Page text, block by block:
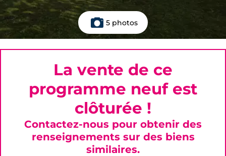
5 photos
La vente de ce
programme neuf est
clôturée !
Contactez-nous pour obtenir des
renseignements sur des biens
similaires.